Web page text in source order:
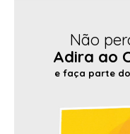
Não
Adira ao
e faça parte